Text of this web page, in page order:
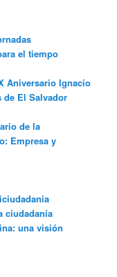
el tiempo
Aniversario Ignacio
de El Salvador
de la
Empresa y
ciudadanía
una visión